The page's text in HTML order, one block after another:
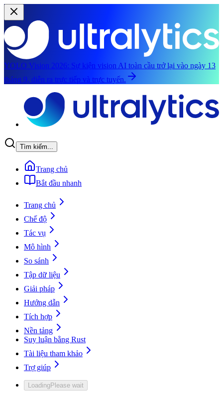
YOLO Vision 2026: Sự kiện vision AI toàn cầu trở lại vào ngày 13
tháng 9, diễn ra trực tiếp và trực tuyến.
Tìm kiếm...
Trang chủ
Bắt đầu nhanh
Trang chủ
Chế độ
Tác vụ
Mô hình
So sánh
Tập dữ liệu
Giải pháp
Hướng dẫn
Tích hợp
Nền tảng
Suy luận bằng Rust
Tài liệu tham khảo
Trợ giúp
LoadingPlease wait